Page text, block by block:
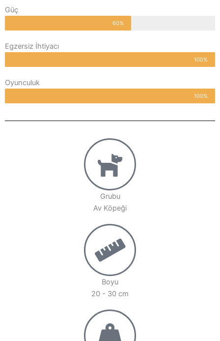
Güç
60%
Egzersiz İhtiyacı
100%
Oyunculuk
100%
Grubu
Av Köpeği
Boyu
20 - 30 cm